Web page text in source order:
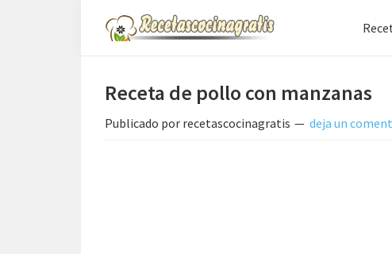
Gratis
Receta de pollo con manzanas
Publicado por recetascocinagratis deja un